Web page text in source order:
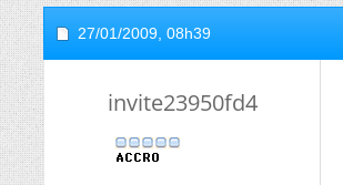
27/01/2009, 08h39
invite23950fd4